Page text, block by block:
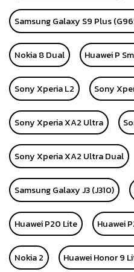
Samsung Galaxy S9 Plus
Nokia 8 Dual Huawei P
Sony Xperia L2 Sony
Sony Xperia XA2 Ultra
Sony Xperia XA2 Ultra Dual
Samsung Galaxy J3 (J310)
Huawei P20 Lite Huawei
Nokia 2 Huawei Honor 9